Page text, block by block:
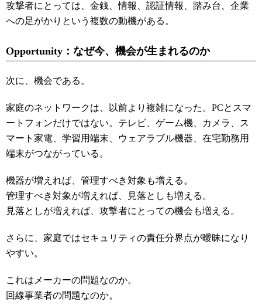
攻撃者にとっては、金銭、情報、認証情報、踏み台、企業
への足がかりという複数の動機がある。
Opportunity：なぜ今、機会が生まれるのか
次に、機会である。
家庭のネットワークは、以前より複雑になった。PCとスマ
ートフォンだけではない。テレビ、ゲーム機、カメラ、ス
マート家電、学習用端末、ウェアラブル機器、在宅勤務用
端末がつながっている。
機器が増えれば、管理すべき対象も増える。
管理すべき対象が増えれば、見落としも増える。
見落としが増えれば、攻撃者にとっての機会も増える。
さらに、家庭ではセキュリティの責任分界点が曖昧になり
やすい。
これはメーカーの問題なのか。
回線事業者の問題なのか。